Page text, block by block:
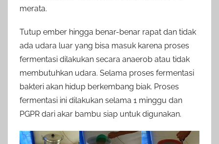
merata.
Tutup ember hingga benar-benar rapat dan tidak
ada udara luar yang bisa masuk karena proses
fermentasi dilakukan secara anaerob atau tidak
membutuhkan udara. Selama proses fermentasi
bakteri akan hidup berkembang biak. Proses
fermentasi ini dilakukan selama 1 minggu dan
PGPR dari akar bambu siap untuk digunakan.